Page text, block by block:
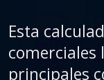
Esta
comerciales
principales